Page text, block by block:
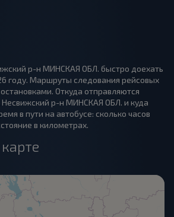
р-н МИНСКАЯ ОБЛ. быстро доехать
году. Маршруты следования рейсовых
Откуда отправляются
Несвижский р-н МИНСКАЯ ОБЛ. и куда
в пути на автобусе: сколько часов
в километрах.